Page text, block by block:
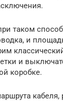
таком
и
и
коробке.
кабеля,